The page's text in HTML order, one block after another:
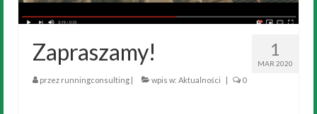
1
MAR 2020
Zapraszamy!
przez runningconsulting wpis w: Aktualności 0